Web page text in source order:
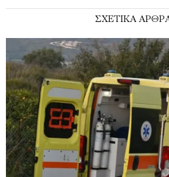
ΣΧΕΤΙΚΑ